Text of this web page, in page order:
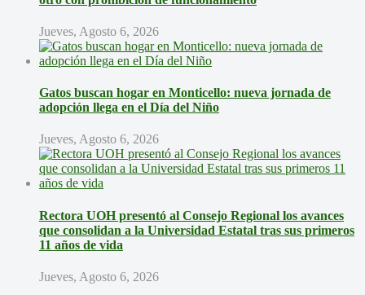
Jueves, Agosto 6, 2026
Gatos buscan hogar en Monticello: nueva jornada de
adopción llega en el Día del Niño
Jueves, Agosto 6, 2026
Rectora UOH presentó al Consejo Regional los avances
que consolidan a la Universidad Estatal tras sus primeros
11 años de vida
Jueves, Agosto 6, 2026